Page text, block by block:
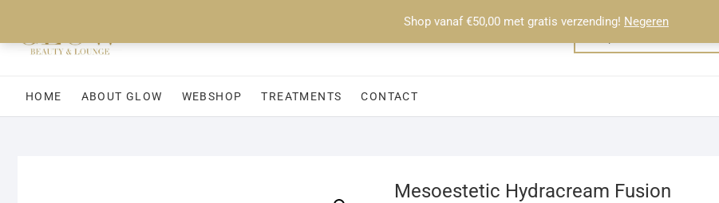
Shop vanaf €50,00 met gratis verzending! Negeren
de
HOME ABOUT GLOW WEBSHOP TREATMENTS CONTACT
Mesoestetic Hydracream Fusion